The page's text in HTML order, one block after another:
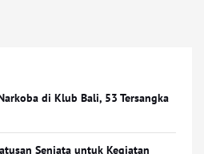
di Klub Bali, 53 Tersangka
Senjata untuk Kegiatan